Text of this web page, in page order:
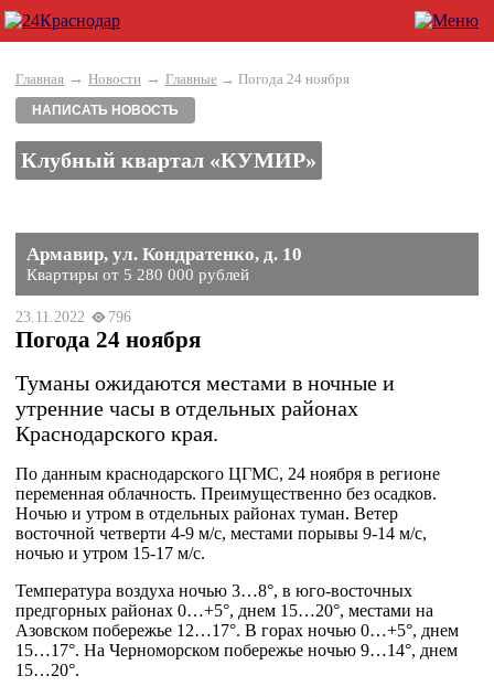
Главная → Новости → Главные → Погода 24 ноября
НАПИСАТЬ НОВОСТЬ
Клубный квартал «КУМИР»
Армавир, ул. Кондратенко, д. 10
Квартиры от 5 280 000 рублей
23.11.2022 796
Погода 24 ноября
Туманы ожидаются местами в ночные и
утренние часы в отдельных районах
Краснодарского края.
По данным краснодарского ЦГМС, 24 ноября в регионе
переменная облачность. Преимущественно без осадков.
Ночью и утром в отдельных районах туман. Ветер
восточной четверти 4-9 м/с, местами порывы 9-14 м/с,
ночью и утром 15-17 м/с.
Температура воздуха ночью 3…8°, в юго-восточных
предгорных районах 0…+5°, днем 15…20°, местами на
Азовском побережье 12…17°. В горах ночью 0…+5°, днем
15…17°. На Черноморском побережье ночью 9…14°, днем
15…20°.